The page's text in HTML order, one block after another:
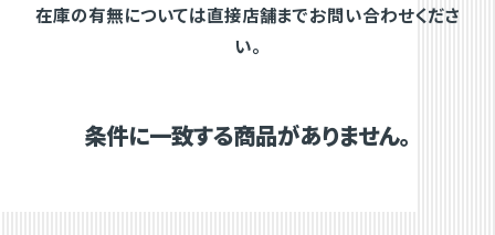
在庫の有無については直接店舗までお問い合わせくださ
い。
条件に一致する商品がありません。